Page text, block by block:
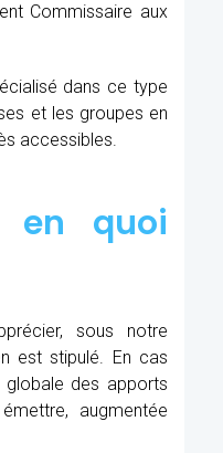
Commissaire aux
dans ce type
et les groupes en
accessibles.
en quoi
sous notre
est stipulé. En cas
globale des apports
augmentée